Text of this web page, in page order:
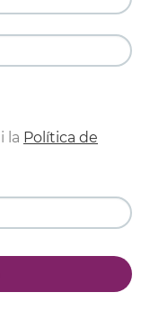
i la Política de